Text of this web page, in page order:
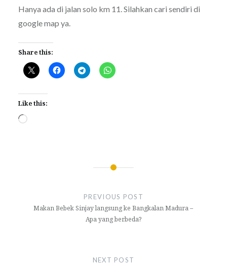
Hanya ada di jalan solo km 11. Silahkan cari sendiri di
google map ya.
Share this:
Like this:
Loading…
PREVIOUS POST
Makan Bebek Sinjay langsung ke Bangkalan Madura –
Apa yang berbeda?
NEXT POST